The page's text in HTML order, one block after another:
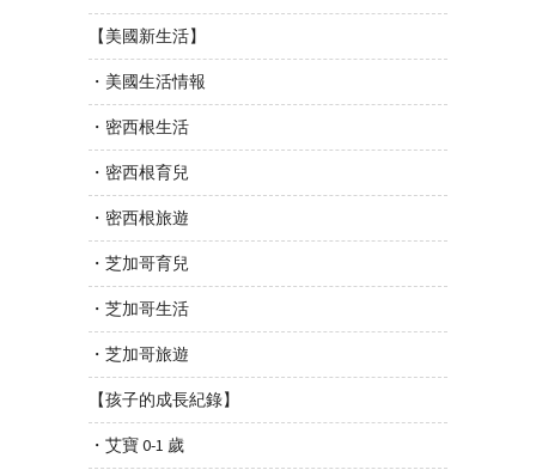
【美國新生活】
・美國生活情報
・密西根生活
・密西根育兒
・密西根旅遊
・芝加哥育兒
・芝加哥生活
・芝加哥旅遊
【孩子的成長紀錄】
・艾寶 0-1 歲